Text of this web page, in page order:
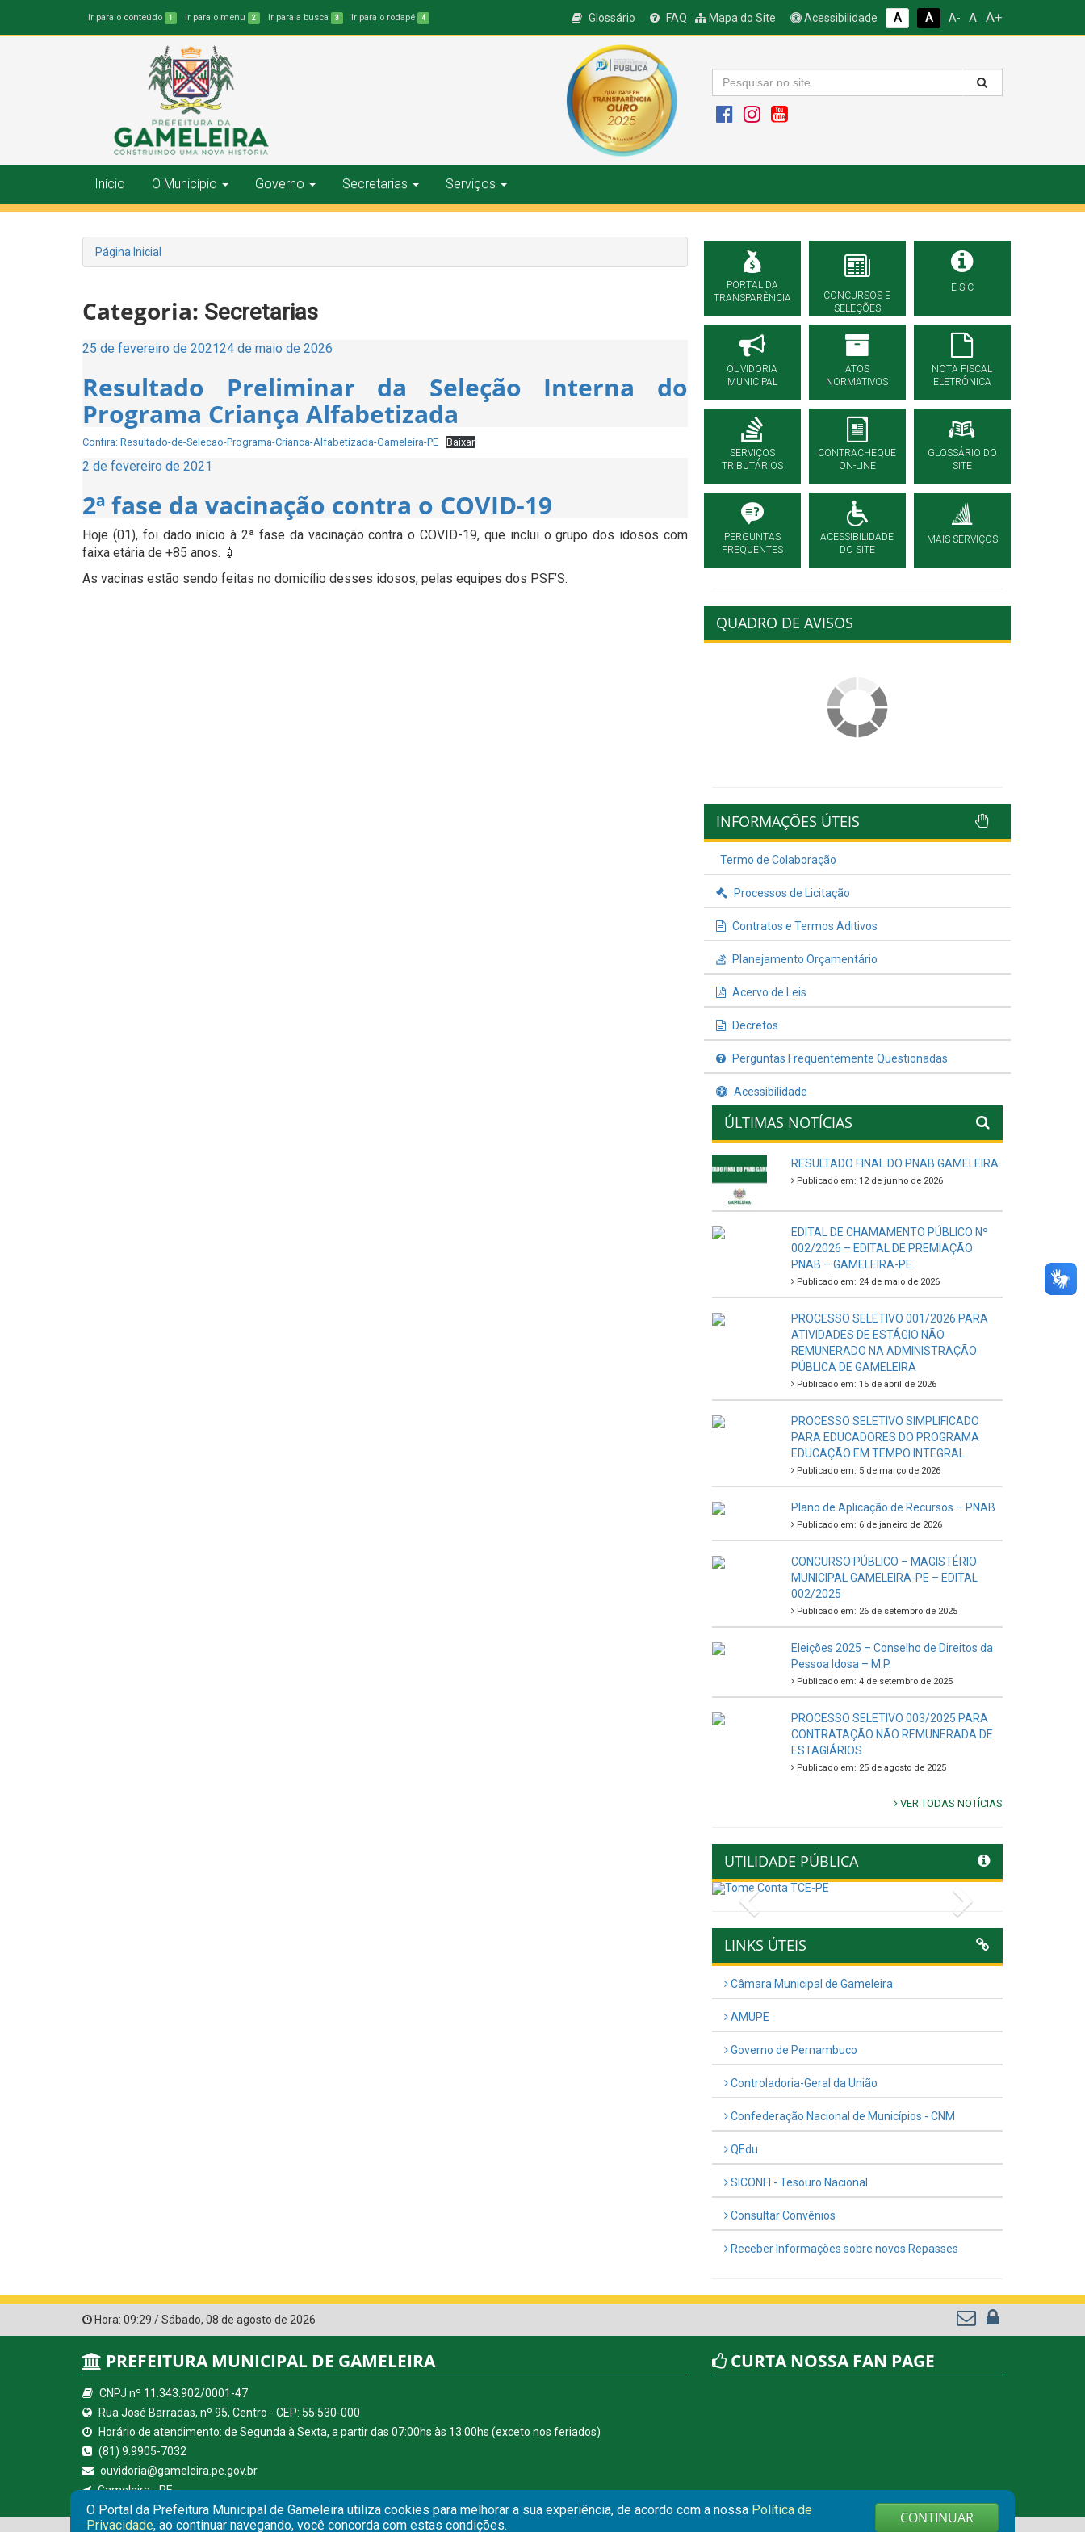
Ir para o conteúdo 1 Ir para o menu 2 Ir para a busca 3 Ir para o rodapé 4 Glossário FAQ Mapa do Site Acessibilidade A A A- A A+
Início O Município Governo Secretarias Serviços
Página Inicial
Categoria: Secretarias
Publicado
25 de fevereiro de 202124 de maio de 2026
Resultado Preliminar da Seleção Interna do
Programa Criança Alfabetizada
Confira: Resultado-de-Selecao-Programa-Crianca-Alfabetizada-Gameleira-PE Baixar
Publicado
2 de fevereiro de 2021
2ª fase da vacinação contra o COVID-19
Hoje (01), foi dado início à 2ª fase da vacinação contra o COVID-19, que inclui o grupo dos idosos com
faixa etária de +85 anos. 💉
As vacinas estão sendo feitas no domicílio desses idosos, pelas equipes dos PSF’S.
PORTAL DA
TRANSPARÊNCIA
CONCURSOS E
SELEÇÕES
E-SIC
OUVIDORIA
MUNICIPAL
ATOS
NORMATIVOS
NOTA FISCAL
ELETRÔNICA
SERVIÇOS
TRIBUTÁRIOS
CONTRACHEQUE
ON-LINE
GLOSSÁRIO DO
SITE
PERGUNTAS
FREQUENTES
ACESSIBILIDADE
DO SITE
MAIS SERVIÇOS
QUADRO DE AVISOS
INFORMAÇÕES ÚTEIS
Termo de Colaboração
Processos de Licitação
Contratos e Termos Aditivos
Planejamento Orçamentário
Acervo de Leis
Decretos
Perguntas Frequentemente Questionadas
Acessibilidade
ÚLTIMAS NOTÍCIAS
RESULTADO FINAL DO PNAB GAMELEIRA
Publicado em: 12 de junho de 2026
EDITAL DE CHAMAMENTO PÚBLICO Nº
002/2026 – EDITAL DE PREMIAÇÃO
PNAB – GAMELEIRA-PE
Publicado em: 24 de maio de 2026
PROCESSO SELETIVO 001/2026 PARA
ATIVIDADES DE ESTÁGIO NÃO
REMUNERADO NA ADMINISTRAÇÃO
PÚBLICA DE GAMELEIRA
Publicado em: 15 de abril de 2026
PROCESSO SELETIVO SIMPLIFICADO
PARA EDUCADORES DO PROGRAMA
EDUCAÇÃO EM TEMPO INTEGRAL
Publicado em: 5 de março de 2026
Plano de Aplicação de Recursos – PNAB
Publicado em: 6 de janeiro de 2026
CONCURSO PÚBLICO – MAGISTÉRIO
MUNICIPAL GAMELEIRA-PE – EDITAL
002/2025
Publicado em: 26 de setembro de 2025
Eleições 2025 – Conselho de Direitos da
Pessoa Idosa – M.P.
Publicado em: 4 de setembro de 2025
PROCESSO SELETIVO 003/2025 PARA
CONTRATAÇÃO NÃO REMUNERADA DE
ESTAGIÁRIOS
Publicado em: 25 de agosto de 2025
VER TODAS NOTÍCIAS
UTILIDADE PÚBLICA
Previous
LINKS ÚTEIS
Câmara Municipal de Gameleira
AMUPE
Governo de Pernambuco
Controladoria-Geral da União
Confederação Nacional de Municípios - CNM
QEdu
SICONFI - Tesouro Nacional
Consultar Convênios
Receber Informações sobre novos Repasses
Hora: 09:29 /Sábado, 08 de agosto de 2026
PREFEITURA MUNICIPAL DE GAMELEIRA
CNPJ nº 11.343.902/0001-47
Rua José Barradas, nº 95, Centro - CEP: 55.530-000
Horário de atendimento: de Segunda à Sexta, a partir das 07:00hs às 13:00hs (exceto nos feriados)
(81) 9.9905-7032
ouvidoria@gameleira.pe.gov.br
Gameleira - PE
CURTA NOSSA FAN PAGE
O Portal da Prefeitura Municipal de Gameleira utiliza cookies para melhorar a sua experiência, de acordo com a nossa Política de
Privacidade, ao continuar navegando, você concorda com estas condições. CONTINUAR